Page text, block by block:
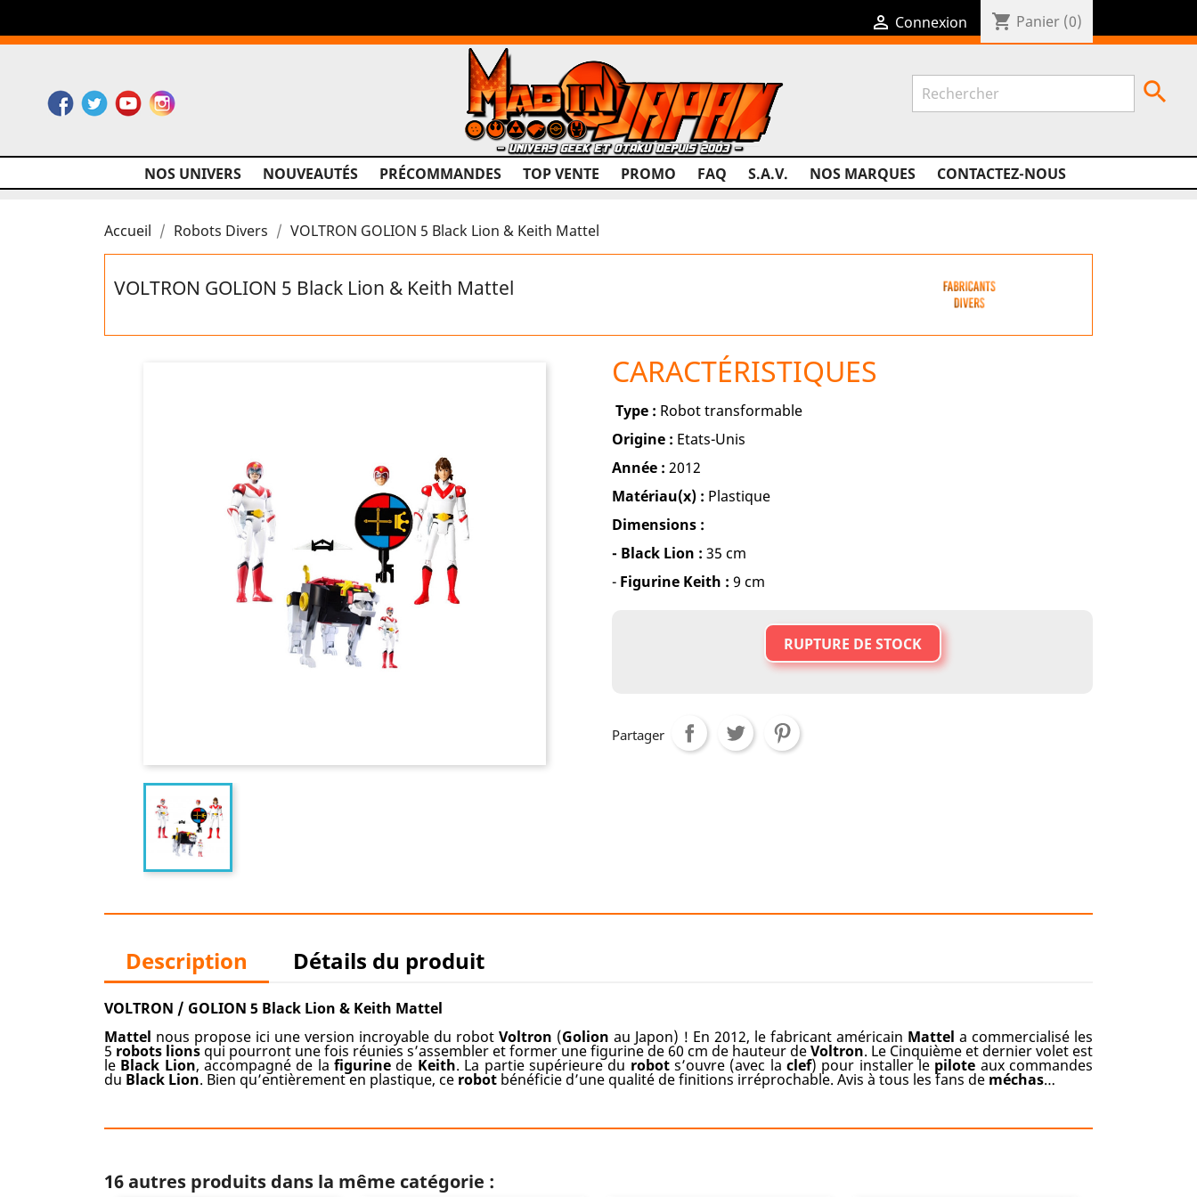
 Connexion shopping_cart Panier (0)
Facebook
TwitterYouTubeInstagram
NOS UNIVERS NOUVEAUTÉS PRÉCOMMANDES TOP VENTE PROMO FAQ S.A.V. NOS MARQUES CONTACTEZ-NOUS

Accueil Robots Divers VOLTRON GOLION 5 Black Lion & Keith Mattel
VOLTRON GOLION 5 Black Lion & Keith Mattel
CARACTÉRISTIQUES
Type : Robot transformable
Origine : Etats-Unis
Année : 2012
Matériau(x) : Plastique
Dimensions :
- Black Lion : 35 cm
- Figurine Keith : 9 cm
RUPTURE DE STOCK
Partager
Description Détails du produit
VOLTRON / GOLION 5 Black Lion & Keith Mattel
Mattel nous propose ici une version incroyable du robot Voltron (Golion au Japon) ! En 2012, le fabricant américain Mattel a commercialisé les
5 robots lions qui pourront une fois réunies s’assembler et former une figurine de 60 cm de hauteur deVoltron. Le Cinquième et dernier volet est
le Black Lion, accompagné de lafigurine de Keith. La partie supérieure du robots’ouvre (avec la clef) pour installer le pilote aux commandes
du Black Lion. Bien qu’entièrement en plastique, ce robot bénéficie d’une qualité de finitions irréprochable. Avis à tous les fans de méchas…
16 autres produits dans la même catégorie :